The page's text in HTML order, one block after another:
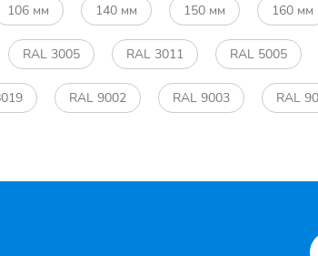
106 мм 140 мм 150 мм 160 мм
RAL 3005 RAL 3011 RAL 5005
RAL 9002 RAL 9003 RAL